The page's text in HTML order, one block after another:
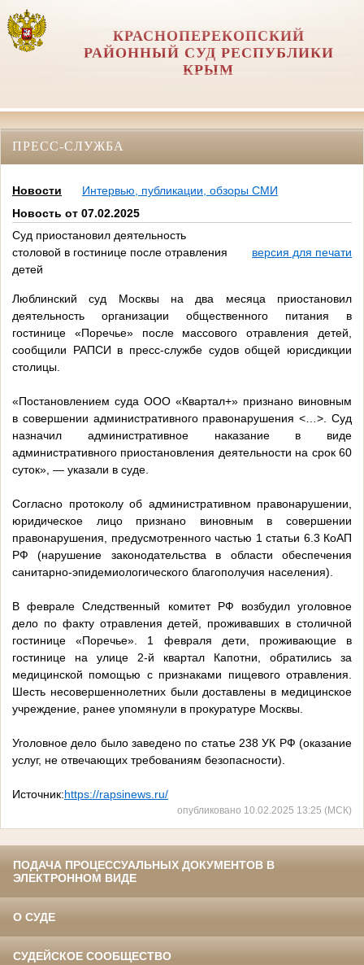
КРАСНОПЕРЕКОПСКИЙ
РАЙОННЫЙ СУД РЕСПУБЛИКИ
КРЫМ
ПРЕСС-СЛУЖБА
Новости
Интервью, публикации, обзоры СМИ
Новость от 07.02.2025
Суд приостановил деятельность
столовой в гостинице после отравления
детей
версия для печати
Люблинский суд Москвы на два месяца приостановил
деятельность организации общественного питания в
гостинице «Поречье» после массового отравления детей,
сообщили РАПСИ в пресс-службе судов общей юрисдикции
столицы.
«Постановлением суда ООО «Квартал+» признано виновным
в совершении административного правонарушения <…>. Суд
назначил административное наказание в виде
административного приостановления деятельности на срок 60
суток», — указали в суде.
Согласно протоколу об административном правонарушении,
юридическое лицо признано виновным в совершении
правонарушения, предусмотренного частью 1 статьи 6.3 КоАП
РФ (нарушение законодательства в области обеспечения
санитарно-эпидемиологического благополучия населения).
В феврале Следственный комитет РФ возбудил уголовное
дело по факту отравления детей, проживавших в столичной
гостинице «Поречье». 1 февраля дети, проживающие в
гостинице на улице 2-й квартал Капотни, обратились за
медицинской помощью с признаками пищевого отравления.
Шесть несовершеннолетних были доставлены в медицинское
учреждение, ранее упомянули в прокуратуре Москвы.
Уголовное дело было заведено по статье 238 УК РФ (оказание
услуг, не отвечающих требованиям безопасности).
Источник:https://rapsinews.ru/
опубликовано 10.02.2025 13:25 (МСК)
ПОДАЧА ПРОЦЕССУАЛЬНЫХ ДОКУМЕНТОВ В
ЭЛЕКТРОННОМ ВИДЕ
О СУДЕ
СУДЕЙСКОЕ СООБЩЕСТВО